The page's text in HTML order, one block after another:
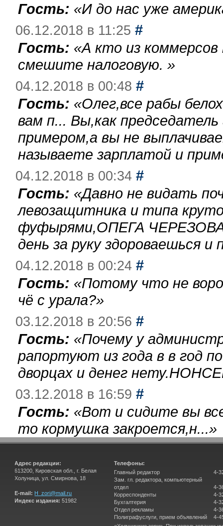
Гость: «И до нас уже
06.12.2018 в 11:25 #
Гость: «А кто из
смешите налоговую. »
04.12.2018 в 00:48 #
Гость: «Олег,все рабы
вам п... Вы,как
примером,а вы не
называете зарплатой и
04.12.2018 в 00:34 #
Гость: «Давно не видать
левозащитника и типа
фуфырями,ОПЕГА
день за руку здороваешься
04.12.2018 в 00:24 #
Гость: «Потому что не
чё с урала?»
03.12.2018 в 20:56 #
Гость: «Почему у
рапортуют из года в в год
дворцах и денег
03.12.2018 в 16:59 #
Гость: «Вот и сидите вы
то кормушка закроется,н...»
Адрес редакции:
613200, Кировская обл., г. Белая
Холуница, ул. Смирнова, 18
E-mail: H_zori@mail.ru
Индекс издания: 51982
Телефоны:
Главный редактор
Зам. гл. редактора, компьютерный
отдел
Корреспонденты
Бухгалтерия
Отдел рекламы
Полиграфуслуги, прием объявлений
4-
4-
4-
4-
4-
4-